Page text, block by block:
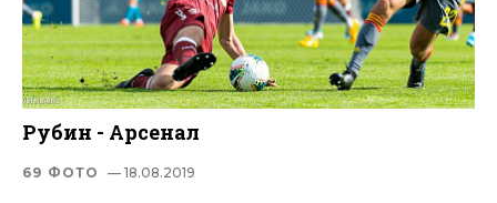
Рубин - Арсенал
69 ФОТО — 18.08.2019